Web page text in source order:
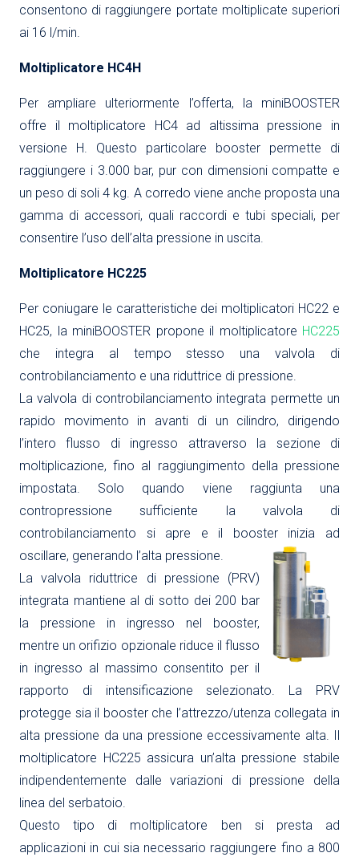
consentono di raggiungere portate moltiplicate superiori
ai 16 l/min.
Moltiplicatore HC4H
Per ampliare ulteriormente l’offerta, la miniBOOSTER
offre il moltiplicatore HC4 ad altissima pressione in
versione H. Questo particolare booster permette di
raggiungere i 3.000 bar, pur con dimensioni compatte e
un peso di soli 4 kg. A corredo viene anche proposta una
gamma di accessori, quali raccordi e tubi speciali, per
consentire l’uso dell’alta pressione in uscita.
Moltiplicatore HC225
Per coniugare le caratteristiche dei moltiplicatori HC22 e
HC25, la miniBOOSTER propone il moltiplicatore HC225
che integra al tempo stesso una valvola di
controbilanciamento e una riduttrice di pressione.
La valvola di controbilanciamento integrata permette un
rapido movimento in avanti di un cilindro, dirigendo
l’intero flusso di ingresso attraverso la sezione di
moltiplicazione, fino al raggiungimento della pressione
impostata. Solo quando viene raggiunta una
contropressione sufficiente la valvola di
controbilanciamento si apre e il booster inizia ad
oscillare, generando l’alta pressione.
La valvola riduttrice di pressione (PRV)
integrata mantiene al di sotto dei 200 bar
la pressione in ingresso nel booster,
mentre un orifizio opzionale riduce il flusso
in ingresso al massimo consentito per il
rapporto di intensificazione selezionato. La PRV
protegge sia il booster che l’attrezzo/utenza collegata in
alta pressione da una pressione eccessivamente alta. Il
moltiplicatore HC225 assicura un’alta pressione stabile
indipendentemente dalle variazioni di pressione della
linea del serbatoio.
Questo tipo di moltiplicatore ben si presta ad
applicazioni in cui sia necessario raggiungere fino a 800